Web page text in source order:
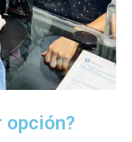
opción?